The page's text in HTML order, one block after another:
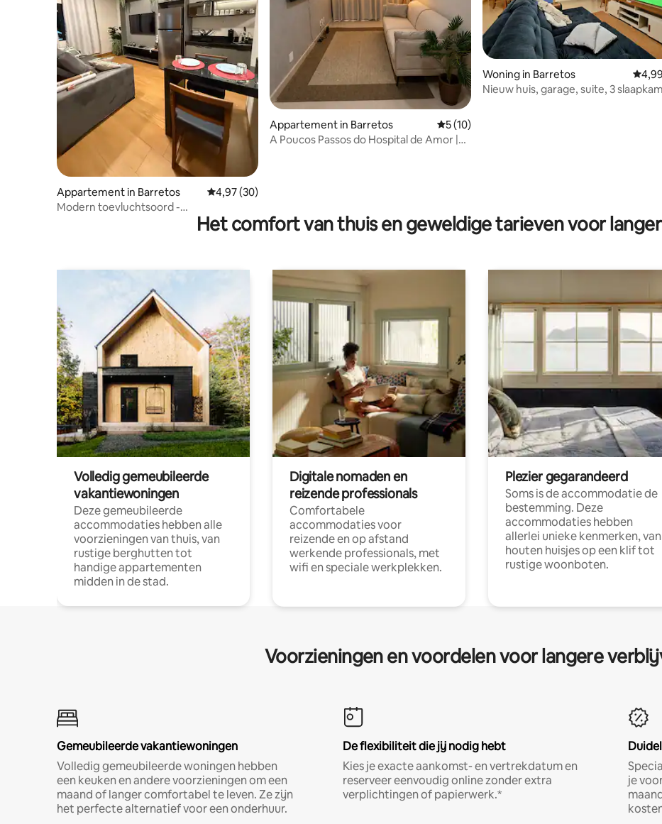
Appartement in Barretos Gemiddelde beoordeling van 4,97 op 5, 30 recensies
4,97 (30)
Modern toevluchtsoord -
Appartement in Barretos Gemiddelde beoordeling van 5 op 5, 10
5 (10)
A Poucos Passos do Hospital de Amor |
Woning in Barretos
Nieuw huis, garage, suite, 3
Het comfort van thuis en geweldige tarieven voor
Volledig gemeubileerde
vakantiewoningen
Deze gemeubileerde
accommodaties hebben alle
voorzieningen van thuis, van
rustige berghutten tot
handige appartementen
midden in de stad.
Digitale nomaden en
reizende professionals
Comfortabele
accommodaties voor
reizende en op afstand
werkende professionals, met
wifi en speciale werkplekken.
Plezier gegarandeerd
Soms is de accommodatie de
bestemming. Deze
accommodaties hebben
allerlei unieke kenmerken, van
houten huisjes op een klif tot
rustige woonboten.
Voorzieningen en voordelen voor langere
Gemeubileerde vakantiewoningen
Volledig gemeubileerde woningen hebben
een keuken en andere voorzieningen om een
maand of langer comfortabel te leven. Ze zijn
het perfecte alternatief voor een onderhuur.
De flexibiliteit die jij nodig hebt
Kies je exacte aankomst- en vertrekdatum en
reserveer eenvoudig online zonder extra
verplichtingen of papierwerk.*
je